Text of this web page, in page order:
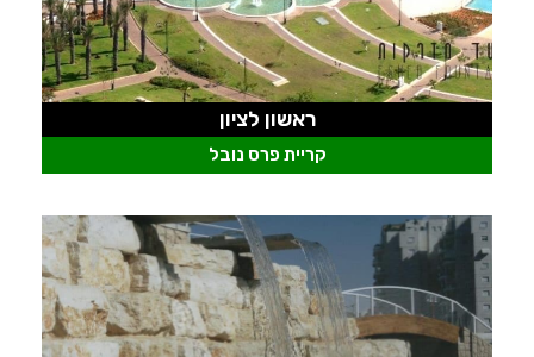
קריית פרס נובל
ראשון לציון